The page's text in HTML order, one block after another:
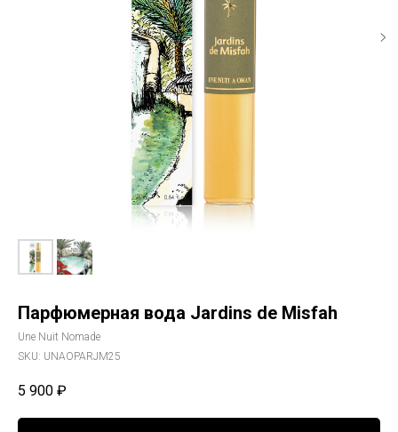
Парфюмерная вода Jardins de Misfah
Une Nuit Nomade
SKU: UNAOPARJM25
5 900 ₽